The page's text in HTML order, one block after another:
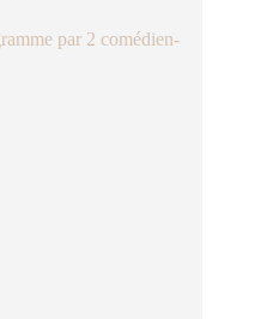
par 2 comédien-